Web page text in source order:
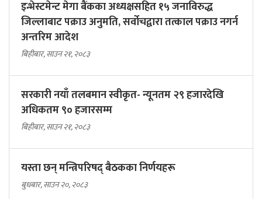
इन्भेस्टमेन्ट मेगा बैंकका अध्यक्षसहित १५ जनाविरुद्ध
जिल्लाबाट पक्राउ अनुमति, सर्वोचद्वारा तत्काल पक्राउ नगर्न
अन्तरिम आदेश
बिहीबार, साउन २१, २०८३
सरकारी नयाँ तलबमान स्वीकृत- न्यूनतम २९ हजारदेखि
अधिकतम ९० हजारसम्म
बिहीबार, साउन २१, २०८३
यस्ता छन् मन्त्रिपरिषद् बैठकका निर्णयहरू
बुधबार, साउन २०, २०८३